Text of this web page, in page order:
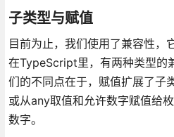
子类型与赋值
目前为止，我们使用了兼容性，
在TypeScript里，有两种类型的
们的不同点在于，赋值扩展了子
或从any取值和允许数字赋值给
数字。